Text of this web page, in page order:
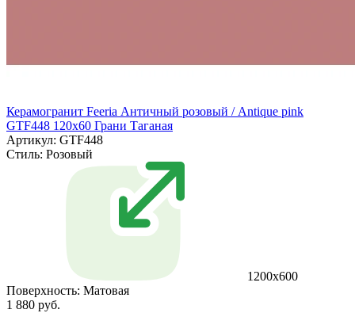
Керамогранит Feeria Античный розовый / Antique pink
GTF448 120х60 Грани Таганая
Артикул: GTF448
Стиль: Розовый
1200х600
Поверхность: Матовая
1 880 руб.